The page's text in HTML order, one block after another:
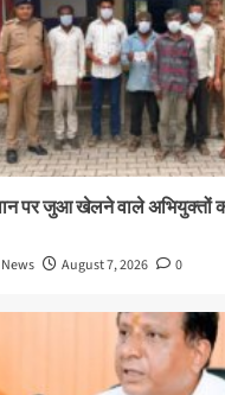
पर जुआ खेलने वाले अभियुक्तों
August 7, 2026 0